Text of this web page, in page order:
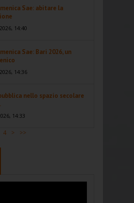
Sae: abitare la
14:40
Sae: Bari 2026, un
14:36
nello spazio secolare
14:33
4 > >>